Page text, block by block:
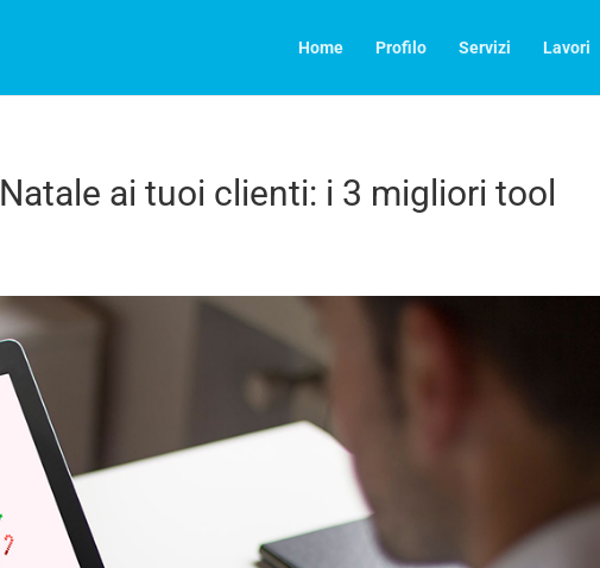
Home Profilo Servizi Lavori
ai tuoi clienti: i 3 migliori tool